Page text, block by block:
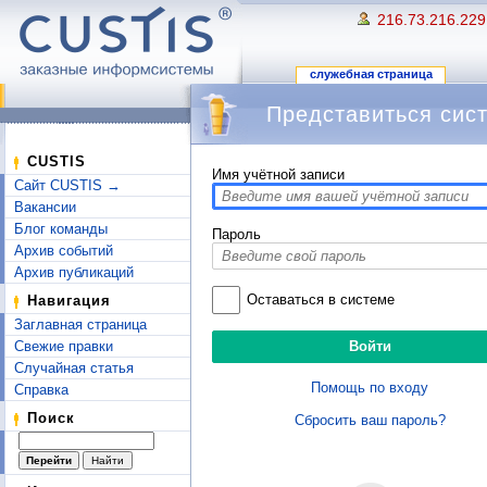
216.73.216.229
служебная страница
CUSTIS
Сайт CUSTIS →
Вакансии
Блог команды
Архив событий
Архив публикаций
Навигация
Заглавная страница
Свежие правки
Случайная статья
Справка
Поиск
Представиться
Имя учётной записи
Пароль
Оставаться в системе
Помощь по входу
Сбросить ваш пароль?